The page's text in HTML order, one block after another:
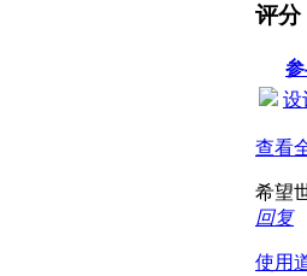
评分
设
查看
希望
回复
使用